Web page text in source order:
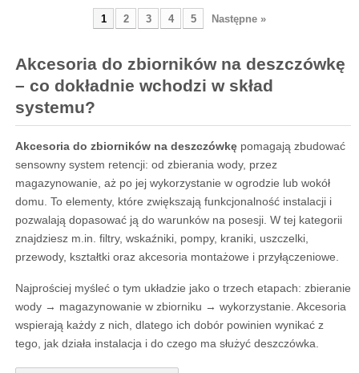
1 2 3 4 5 Następne »
Akcesoria do zbiorników na deszczówkę
– co dokładnie wchodzi w skład
systemu?
Akcesoria do zbiorników na deszczówkępomagają zbudować
sensowny system retencji: od zbierania wody, przez
magazynowanie, aż po jej wykorzystanie w ogrodzie lub wokół
domu. To elementy, które zwiększają funkcjonalność instalacji i
pozwalają dopasować ją do warunków na posesji. W tej kategorii
znajdziesz m.in. filtry, wskaźniki, pompy, kraniki, uszczelki,
przewody, kształtki oraz akcesoria montażowe i przyłączeniowe.
Najprościej myśleć o tym układzie jako o trzech etapach: zbieranie
wody → magazynowanie w zbiorniku → wykorzystanie. Akcesoria
wspierają każdy z nich, dlatego ich dobór powinien wynikać z
tego, jak działa instalacja i do czego ma służyć deszczówka.